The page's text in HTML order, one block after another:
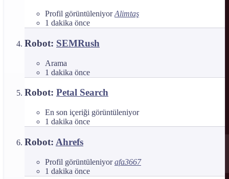
Profil görüntüleniyorAlimtaş
1 dakika önce
Robot: SEMRush
Arama
1 dakika önce
Robot: Petal Search
En son içeriği görüntüleniyor
1 dakika önce
Robot: Ahrefs
Profil görüntüleniyorafa3667
1 dakika önce